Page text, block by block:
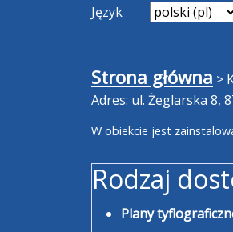
Język
Strona główna >
Adres: ul. Żeglarska 8,
W obiekcie jest
Rodzaj
Plany